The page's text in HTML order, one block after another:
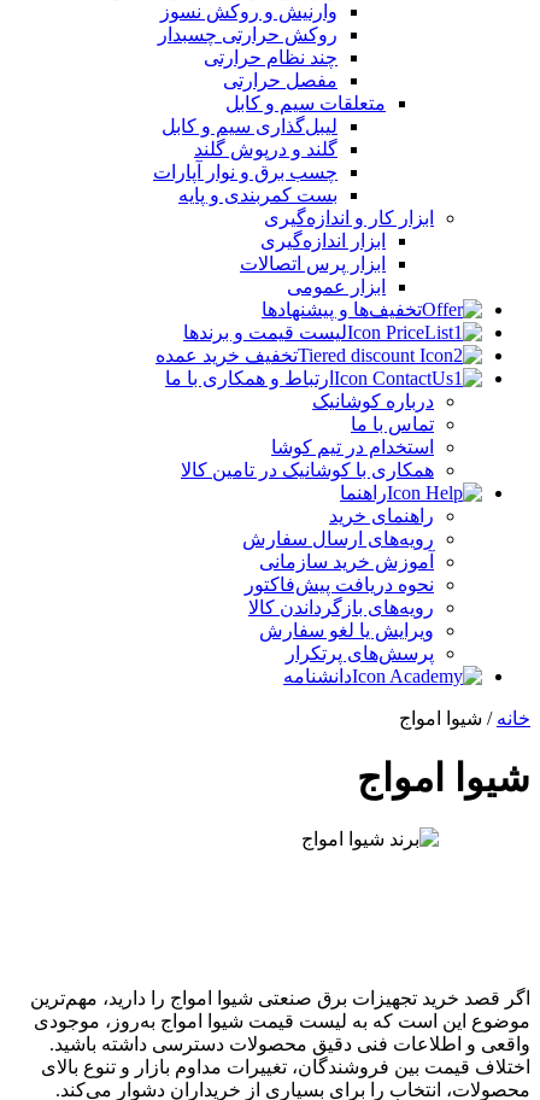
وارنیش و روکش نسوز
روکش حرارتی چسبدار
چند نظام حرارتی
مفصل حرارتی
متعلقات سیم و کابل
لیبل‌گذاری سیم و کابل
گلند و درپوش گلند
چسب برق و نوار آپارات
بست کمربندی و پایه
ابزار کار و اندازه‌گیری
ابزار اندازه‌گیری
ابزار پرس اتصالات
ابزار عمومی
تخفیف‌ها و پیشنهادها
لیست قیمت و برندها
تخفیف خرید عمده
ارتباط و همکاری با ما
درباره کوشانیک
تماس با ما
استخدام در تیم کوشا
همکاری با کوشانیک در تامین کالا
راهنما
راهنمای خرید
رویه‌های ارسال سفارش
آموزش خرید سازمانی
نحوه دریافت پیش‌فاکتور
رویه‌های بازگرداندن کالا
ویرایش یا لغو سفارش
پرسش‌های پرتکرار
دانشنامه
خانه / شیوا امواج
شیوا امواج
اگر قصد خرید تجهیزات برق صنعتی شیوا امواج را دارید، مهم‌ترین
موضوع این است که به لیست قیمت شیوا امواج به‌روز، موجودی
واقعی و اطلاعات فنی دقیق محصولات دسترسی داشته باشید.
اختلاف قیمت بین فروشندگان، تغییرات مداوم بازار و تنوع بالای
محصولات، انتخاب را برای بسیاری از خریداران دشوار می‌کند.